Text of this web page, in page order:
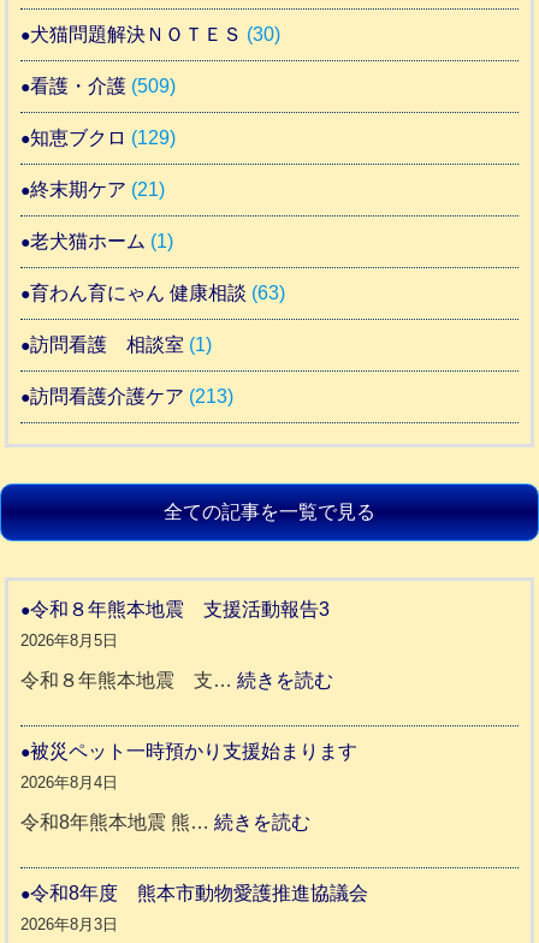
犬猫問題解決ＮＯＴＥＳ (30)
看護・介護 (509)
知恵ブクロ (129)
終末期ケア (21)
老犬猫ホーム (1)
育わん育にゃん 健康相談 (63)
訪問看護 相談室 (1)
訪問看護介護ケア (213)
全ての記事を一覧で見る
令和８年熊本地震 支援活動報告3
2026年8月5日
令和８年熊本地震 支…続きを読む
和
本
被災ペット一時預かり支援始まります
2026年8月4日
令和8年熊本地震 熊…続きを読む
災
令和8年度 熊本市動物愛護推進協議会
2026年8月3日